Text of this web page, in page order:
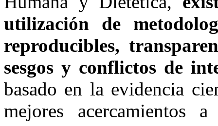
utilización de
reproducibles,
sesgos y conflictos de
basado en la evidencia
mejores acercamientos